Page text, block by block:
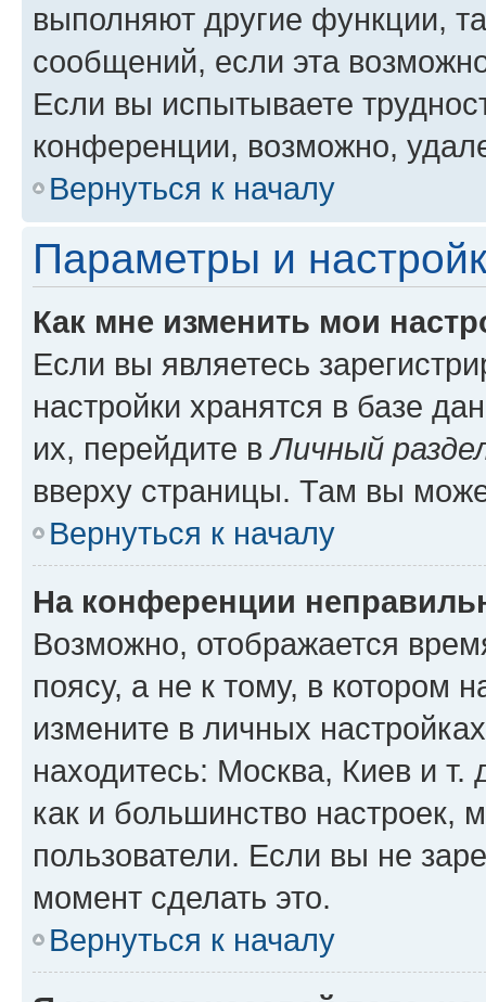
выполняют другие функции,
сообщений, если эта
Если вы испытываете
конференции, возможно,
Вернуться к началу
Параметры и
Как мне изменить мои
Если вы являетесь
настройки хранятся в базе
их, перейдите вЛичный
вверху страницы. Там вы
Вернуться к началу
На конференции
Возможно, отображается
поясу, а не к тому, в котором
измените в личных
находитесь: Москва, Киев и т.
как и большинство настроек,
пользователи. Если вы не
момент сделать это.
Вернуться к началу